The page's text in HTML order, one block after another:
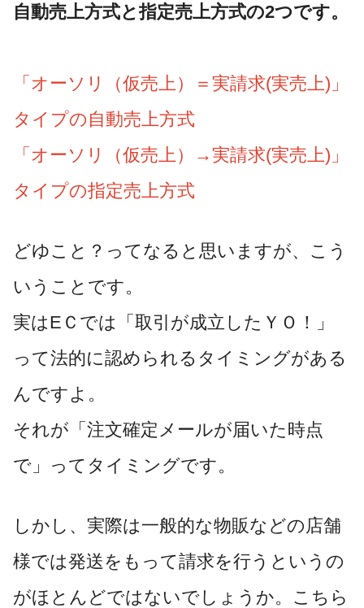
自動売上方式と指定売上方式の2つです。
「オーソリ（仮売上）＝実請求(実売上)」
タイプの自動売上方式
「オーソリ（仮売上）→実請求(実売上)」
タイプの指定売上方式
どゆこと？ってなると思いますが、こう
いうことです。
実はEＣでは「取引が成立したＹＯ！」
って法的に認められるタイミングがある
んですよ。
それが「注文確定メールが届いた時点
で」ってタイミングです。
しかし、実際は一般的な物販などの店舗
様では発送をもって請求を行うというの
がほとんどではないでしょうか。こちら